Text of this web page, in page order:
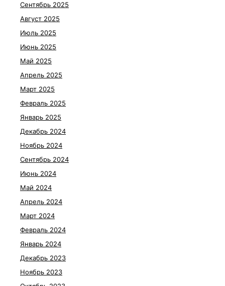
Сентябрь 2025
Август 2025
Июль 2025
Июнь 2025
Май 2025
Апрель 2025
Март 2025
Февраль 2025
Январь 2025
Декабрь 2024
Ноябрь 2024
Сентябрь 2024
Июнь 2024
Май 2024
Апрель 2024
Март 2024
Февраль 2024
Январь 2024
Декабрь 2023
Ноябрь 2023